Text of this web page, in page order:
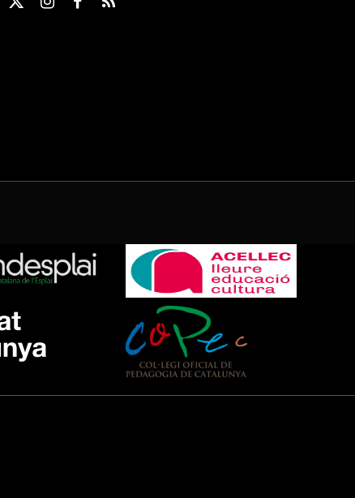
X
InstagramFacebook
RSS